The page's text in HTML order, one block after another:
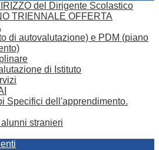
del Dirigente Scolastico
TRIENNALE OFFERTA
di autovalutazione) e PDM (piano
di Istituto
Specifici dell'apprendimento.
stranieri